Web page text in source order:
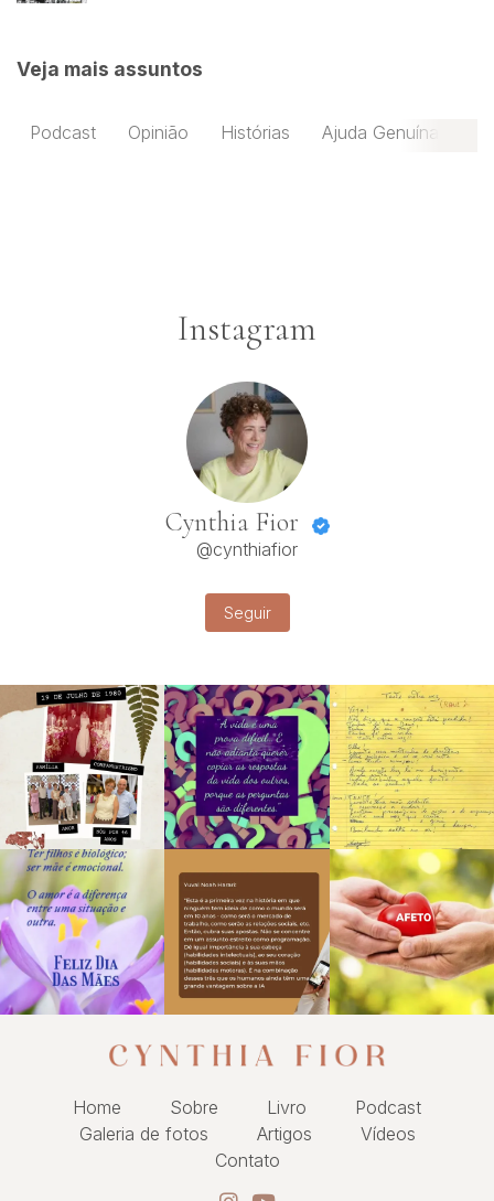
Veja mais assuntos
Podcast Opinião Histórias Ajuda Genuína
Instagram
Cynthia Fior
@cynthiafior
Seguir
Home Sobre Livro
Podcast
Galeria de fotos
Artigos
Vídeos
Contato